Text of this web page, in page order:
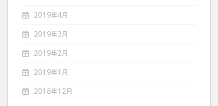
2019年4月
2019年3月
2019年2月
2019年1月
2018年12月